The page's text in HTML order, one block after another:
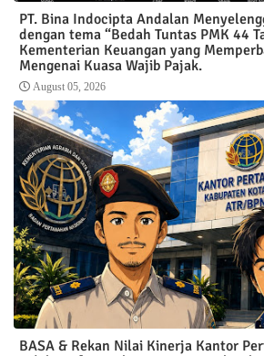
PT. Bina Indocipta Andalan
dengan tema “Bedah Tuntas PMK 44
Kementerian Keuangan yang
Mengenai Kuasa Wajib Pajak.
August 05, 2026
BASA & Rekan Nilai Kinerja Kantor